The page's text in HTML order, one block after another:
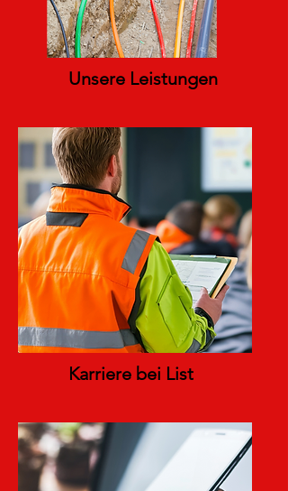
Unsere Leistungen
Karriere bei List